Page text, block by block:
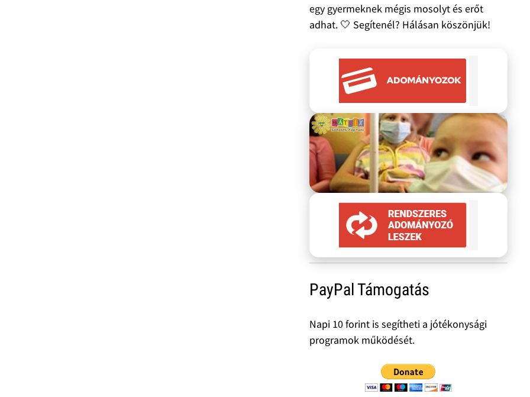
egy gyermeknek mégis mosolyt és erőt
adhat. 🤍 Segítenél? Hálásan köszönjük!
PayPal Támogatás
Napi 10 forint is segítheti a jótékonysági
programok működését.